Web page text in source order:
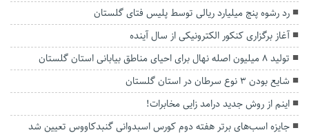
رد رشوه پنج میلیارد ریالی توسط پلیس فتای گلستان
آغاز برگزاری کنکور الکترونیکی از سال آینده
تولید ۸ میلیون اصله نهال برای احیای مناطق بیابانی استان گلستان
شایع بودن ۳ نوع سرطان در استان گلستان
اینم از روش جدید درامد زایی مخابرات!
جایزه اسب‌های برتر هفته دوم کورس اسبدوانی گنبدکاووس تعیین شد